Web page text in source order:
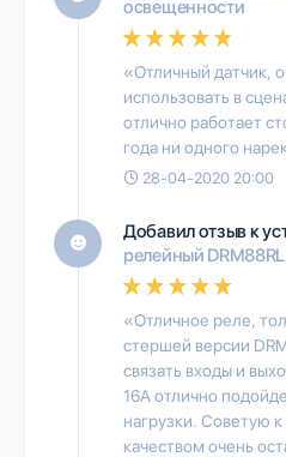
освещенности
«Отличный датчик,
использовать в
отлично работает
года ни одного
28-04-2020 20:00
Добавил отзыв к
релейный DRM88RL
«Отличное реле,
стершей версии
связать входы и
16А отлично
нагрузки. Советую к
качеством очень